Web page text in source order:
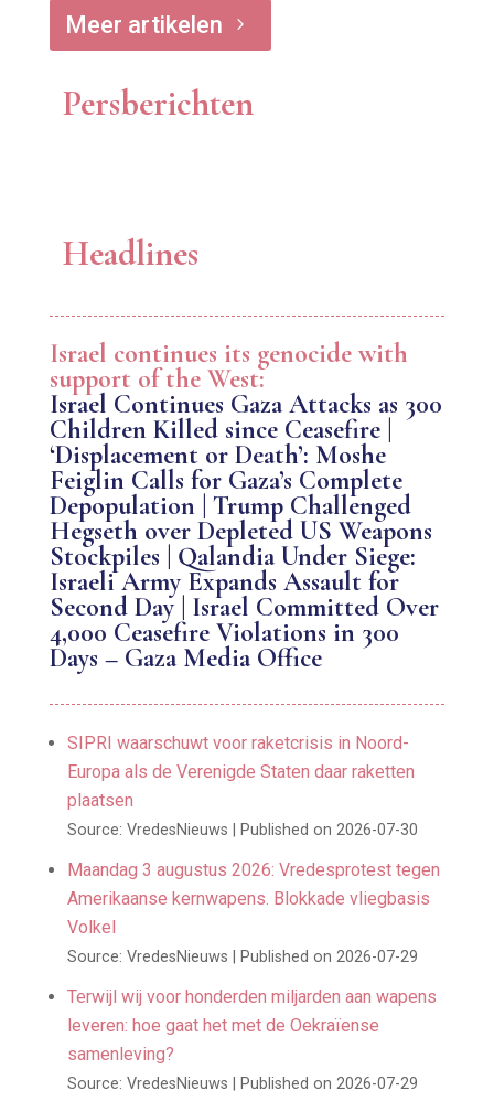
5
Meer artikelen
Persberichten
Headlines
Israel continues its genocide with
support of the West:
Israel Continues Gaza Attacks as 300
Children Killed since Ceasefire |
‘Displacement or Death’: Moshe
Feiglin Calls for Gaza’s Complete
Depopulation | Trump Challenged
Hegseth over Depleted US Weapons
Stockpiles | Qalandia Under Siege:
Israeli Army Expands Assault for
Second Day | Israel Committed Over
4,000 Ceasefire Violations in 300
Days – Gaza Media Office
SIPRI waarschuwt voor raketcrisis in Noord-
Europa als de Verenigde Staten daar raketten
plaatsen
Source: VredesNieuws Published on 2026-07-30
Maandag 3 augustus 2026: Vredesprotest tegen
Amerikaanse kernwapens. Blokkade vliegbasis
Volkel
Source: VredesNieuws Published on 2026-07-29
Terwijl wij voor honderden miljarden aan wapens
leveren: hoe gaat het met de Oekraïense
samenleving?
Source: VredesNieuws Published on 2026-07-29